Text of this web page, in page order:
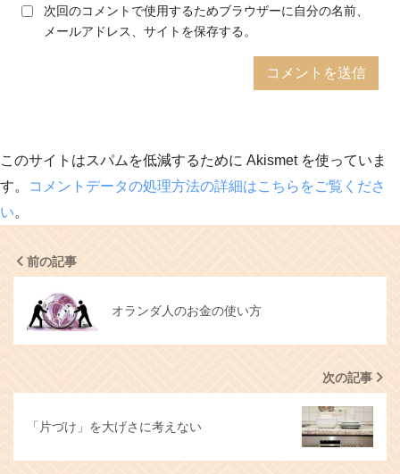
次回のコメントで使用するためブラウザーに自分の名前、
メールアドレス、サイトを保存する。
このサイトはスパムを低減するために Akismet を使っていま
す。
コメントデータの処理方法の詳細はこちらをご覧くださ
い。
前の記事
オランダ人のお金の使い方
次の記事
「片づけ」を大げさに考えない